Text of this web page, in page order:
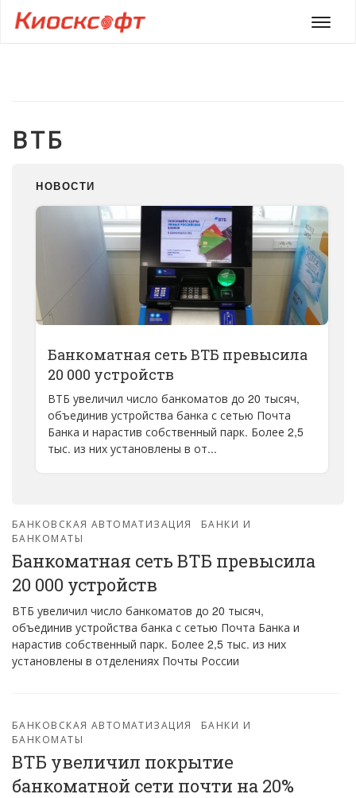
Меню
ВТБ
НОВОСТИ
Банкоматная сеть ВТБ превысила
20 000 устройств
ВТБ увеличил число банкоматов до 20 тысяч,
объединив устройства банка с сетью Почта
Банка и нарастив собственный парк. Более 2,5
тыс. из них установлены в от...
БАНКОВСКАЯ АВТОМАТИЗАЦИЯ
БАНКИ И
БАНКОМАТЫ
Банкоматная сеть ВТБ превысила
20 000 устройств
ВТБ увеличил число банкоматов до 20 тысяч,
объединив устройства банка с сетью Почта Банка и
нарастив собственный парк. Более 2,5 тыс. из них
установлены в отделениях Почты России
БАНКОВСКАЯ АВТОМАТИЗАЦИЯ
БАНКИ И
БАНКОМАТЫ
ВТБ увеличил покрытие
банкоматной сети почти на 20%